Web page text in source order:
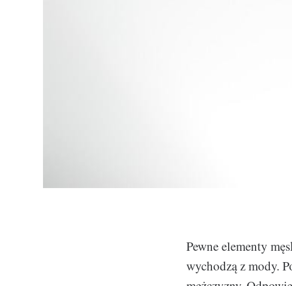
Pewne elementy
wychodzą z mody.